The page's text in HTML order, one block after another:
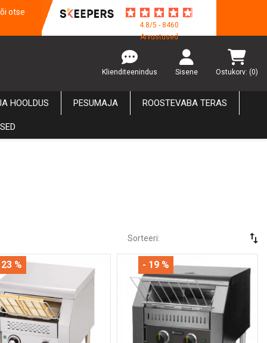
otse
4.8/5 - 8460
Arvustused
Klienditeenindus Sisene Ostukorv: (0)
HOOLDUS PESUMAJA ROOSTEVABA TERAS
Sorteeri: swap_vert
% - 19 %